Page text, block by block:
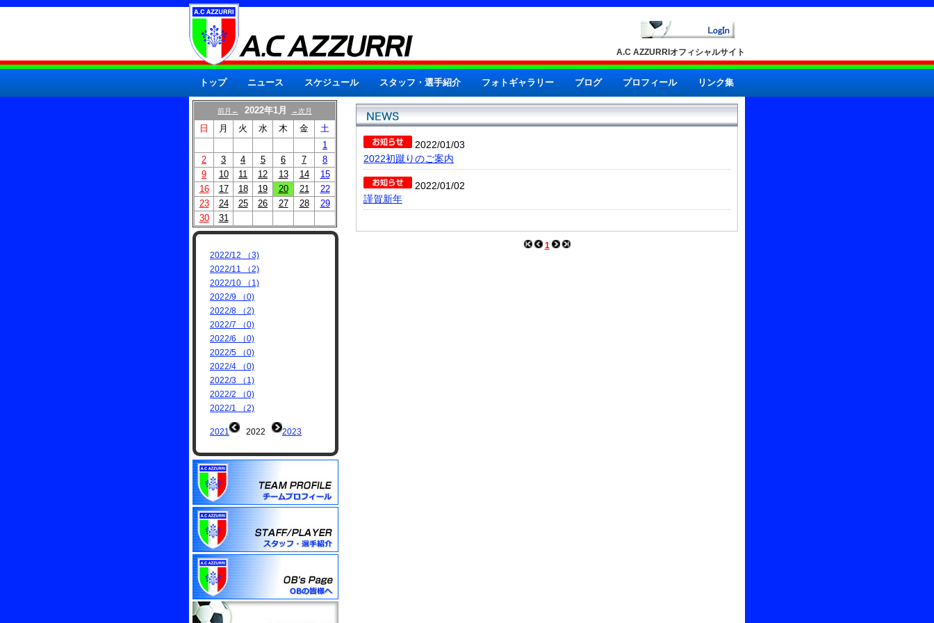
A.C AZZURRIオフィシャルサイト
トップ ニュース スケジュール スタッフ・選手紹介 フォトギャラリー ブログ プロフィール リンク集
2022/01/03
2022初蹴りのご案内
2022/01/02
謹賀新年
1
前月← 2022年1月 →次月
日 月 火 水 木 金
土
1
2
3 4 5 6 7
8
9
10 11 12 13 14
15
16
17 18 19 20 21
22
23
24 25 26 27 28
29
30
31
2022/12 （3)
2022/11 （2)
2022/10 （1)
2022/9 （0)
2022/8 （2)
2022/7 （0)
2022/6 （0)
2022/5 （0)
2022/4 （0)
2022/3 （1)
2022/2 （0)
2022/1 （2)
2021 2022 2023